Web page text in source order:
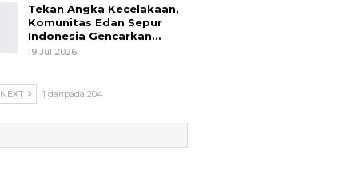
Tekan Angka Kecelakaan,
Komunitas Edan Sepur
Indonesia Gencarkan…
19 Jul 2026
NEXT 1 daripada 204